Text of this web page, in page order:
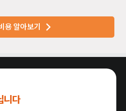
용 알아보기
니다